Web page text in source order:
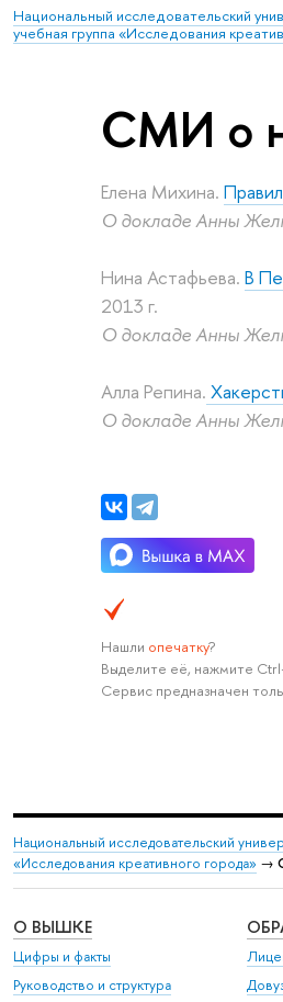
Национальный исследовательский
учебная группа «Исследования
СМИ о
Елена Михина.
О докладе Анны
Нина Астафьева. В
2013 г.
О докладе Анны
Алла Репина.
О докладе Анны
Нашли опечатку?
Выделите её, нажмите
Сервис предназначен
Национальный исследовательский
«Исследования креативного города» →
О ВЫШКЕ
Цифры и факты
Руководство и структура